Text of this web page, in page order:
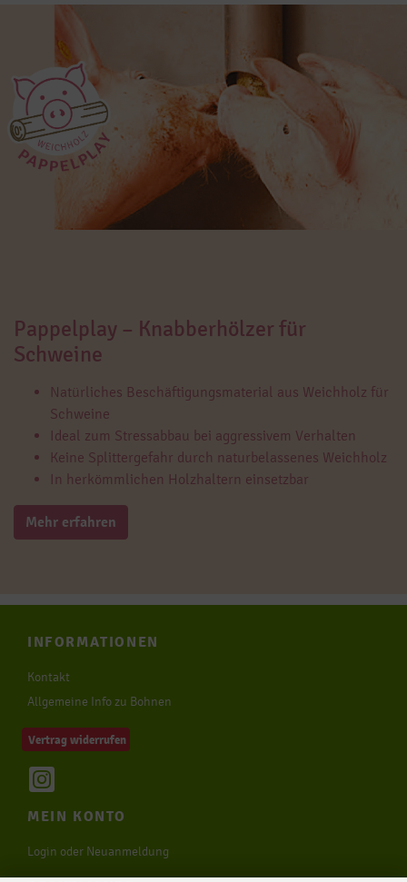
Pappelplay – Knabberhölzer für
Schweine
Natürliches Beschäftigungsmaterial aus Weichholz für
Schweine
Ideal zum Stressabbau bei aggressivem Verhalten
Keine Splittergefahr durch naturbelassenes Weichholz
In herkömmlichen Holzhaltern einsetzbar
Mehr erfahren
INFORMATIONEN
Kontakt
Allgemeine Info zu Bohnen
Vertrag widerrufen
MEIN KONTO
Login oder Neuanmeldung